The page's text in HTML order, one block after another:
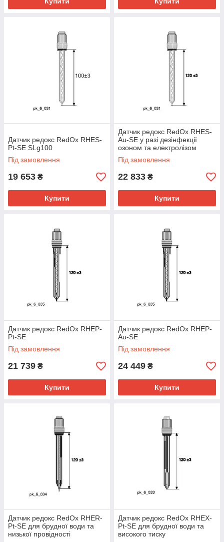
Датчик редокс RedOx RHES-
Pt-SE SLg100
Під замовлення
19 653 ₴
Купити
Датчик редокс RedOx RHES-
Au-SE у разі дезінфекції
озоном та електролізом
Під замовлення
22 833 ₴
Купити
Датчик редокс RedOx RHEP-
Pt-SE
Під замовлення
21 739 ₴
Купити
Датчик редокс RedOx RHEP-
Au-SE
Під замовлення
24 449 ₴
Купити
Датчик редокс RedOx RHER-
Pt-SE для брудної води та
низької провідності
Датчик редокс RedOx RHEX-
Pt-SE для брудної води та
високого тиску